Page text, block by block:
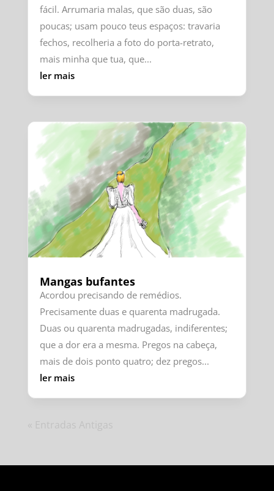
fácil. Arrumaria malas, que são duas, são
poucas; usam pouco teus espaços: travaria
fechos, recolheria a foto do porta-retrato,
mais minha que tua, que...
ler mais
Mangas bufantes
Acordou precisando de remédios.
Precisamente duas e quarenta madrugada.
Duas ou quarenta madrugadas, indiferentes;
que a dor era a mesma. Pregos na cabeça,
mais de dois ponto quatro; dez pregos...
ler mais